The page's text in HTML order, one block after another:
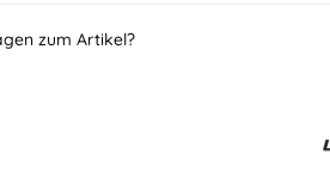
zum Artikel?